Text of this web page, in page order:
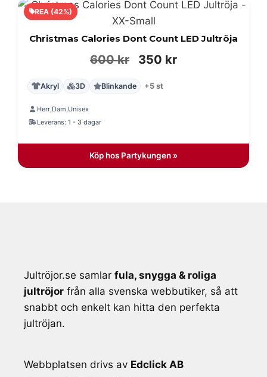
REA (42%)
Christmas Calories Dont Count LED Jultröja
600kr
Det
ursprungliga
350 krDet
Akryl 3D Blinkande +5 st
Herr,Dam,Unisex
Leverans: 1 - 3 dagar
Köp hos Partykungen »
Jultröjor.se samlar fula, snygga & roliga
jultröjor från alla svenska webbutiker, så att
snabbt och enkelt kan hitta den perfekta
jultröjan.
Webbplatsen drivs av Edclick AB